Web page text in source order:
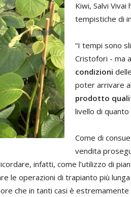
Kiwi, Salvi
tempistiche di
“I tempi sono
Cristofori - ma
condizioni
poter arrivare
prodotto
livello di
Come di
vendita
infatti, come l’utilizzo di
le operazioni di trapianto più
che in tanti casi è